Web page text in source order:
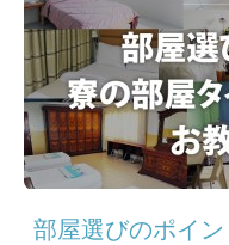
部屋選びのポイ